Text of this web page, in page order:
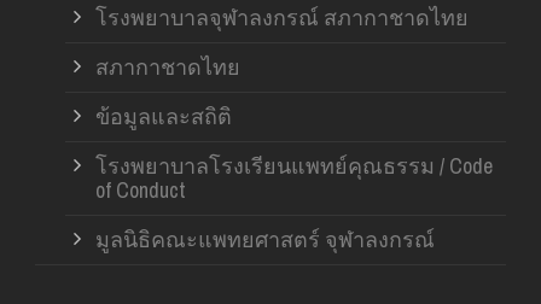
โรงพยาบาลจุฬาลงกรณ์ สภากาชาดไทย
สภากาชาดไทย
ข้อมูลและสถิติ
โรงพยาบาลโรงเรียนแพทย์คุณธรรม / Code
of Conduct
มูลนิธิคณะแพทยศาสตร์ จุฬาลงกรณ์